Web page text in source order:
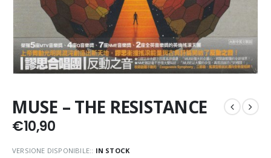
MUSE – THE RESISTANCE
€10,90
VERSIONE DISPONIBILE:: IN STOCK